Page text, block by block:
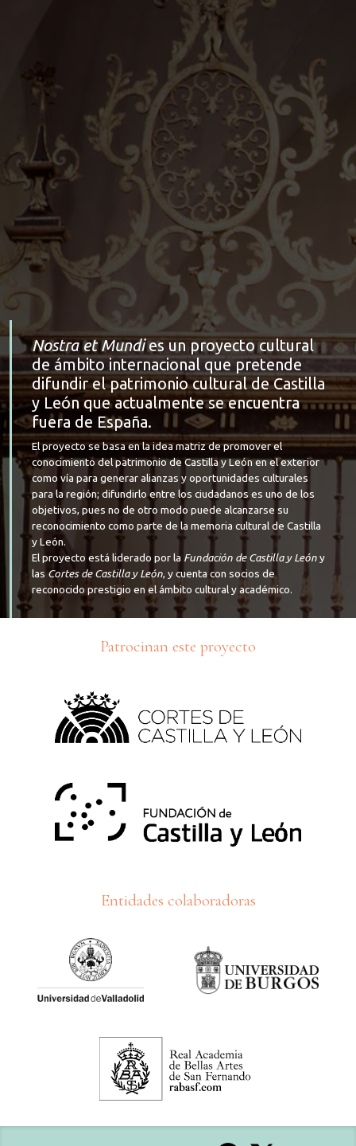
Nostra et Mundies un proyecto cultural
de ámbito internacional que pretende
difundir el patrimonio cultural de Castilla
y León que actualmente se encuentra
fuera de España.
El proyecto se basa en la idea matriz de promover el
conocimiento del patrimonio de Castilla y León en el exterior
como vía para generar alianzas y oportunidades culturales
para la región; difundirlo entre los ciudadanos es uno de los
objetivos, pues no de otro modo puede alcanzarse su
reconocimiento como parte de la memoria cultural de Castilla
y León.
El proyecto está liderado por la Fundación de Castilla y Leóny
lasCortes de Castilla y León, y cuenta con socios de
reconocido prestigio en el ámbito cultural y académico.
Patrocinan este proyecto
Entidades colaboradoras